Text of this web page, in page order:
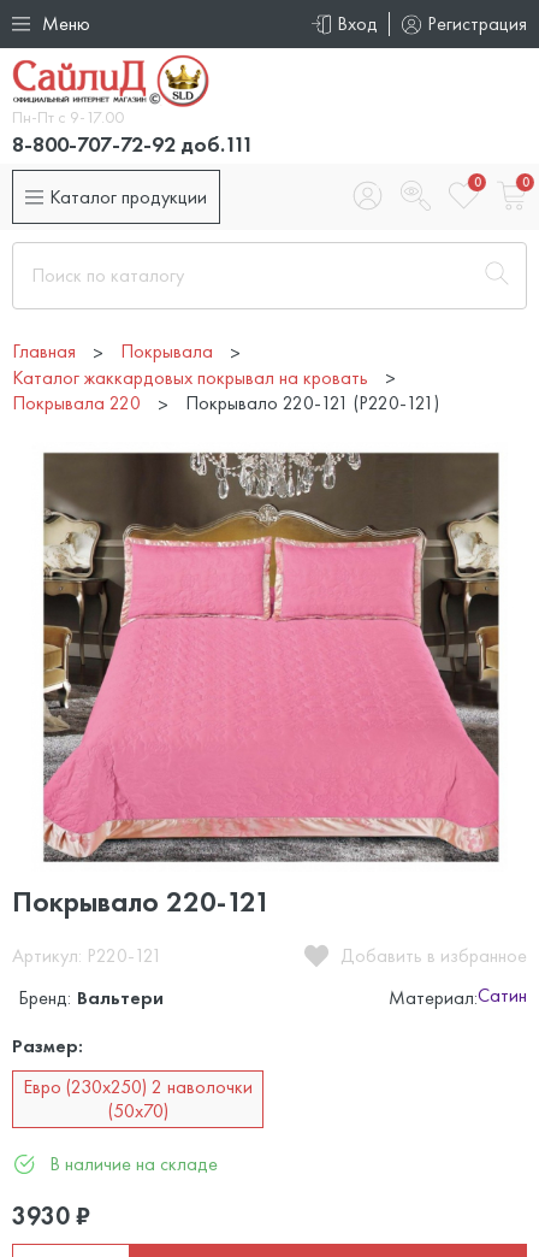
Меню Вход Регистрация
Пн-Пт с 9-17.00
8-800-707-72-92 доб.111
Каталог продукции
0 0
Главная
Покрывала
Каталог жаккардовых покрывал на кровать
Покрывала 220
Покрывало 220-121 (P220-121)
Покрывало 220-121
Артикул: P220-121
Добавить в избранное
Бренд: Вальтери Материал:Сатин
Размер:
Евро (230х250) 2 наволочки
(50х70)
В наличие на складе
3930₽